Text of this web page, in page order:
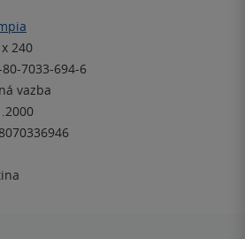
240
80-7033-694-6
vazba